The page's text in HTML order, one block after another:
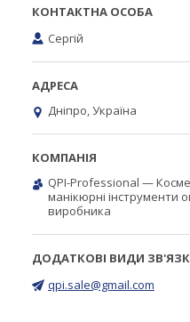
Сергій
Дніпро, Україна
QPI-Professional —
манікюрні інструменти
виробника
qpi.sale@gmail.com